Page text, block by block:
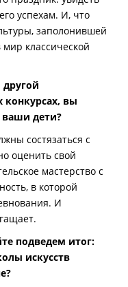
успехам. И, что
заполонившей
классической
вы
ваши дети?
состязаться с
оценить свой
мастерство с
в которой
И
подведем итог:
искусств